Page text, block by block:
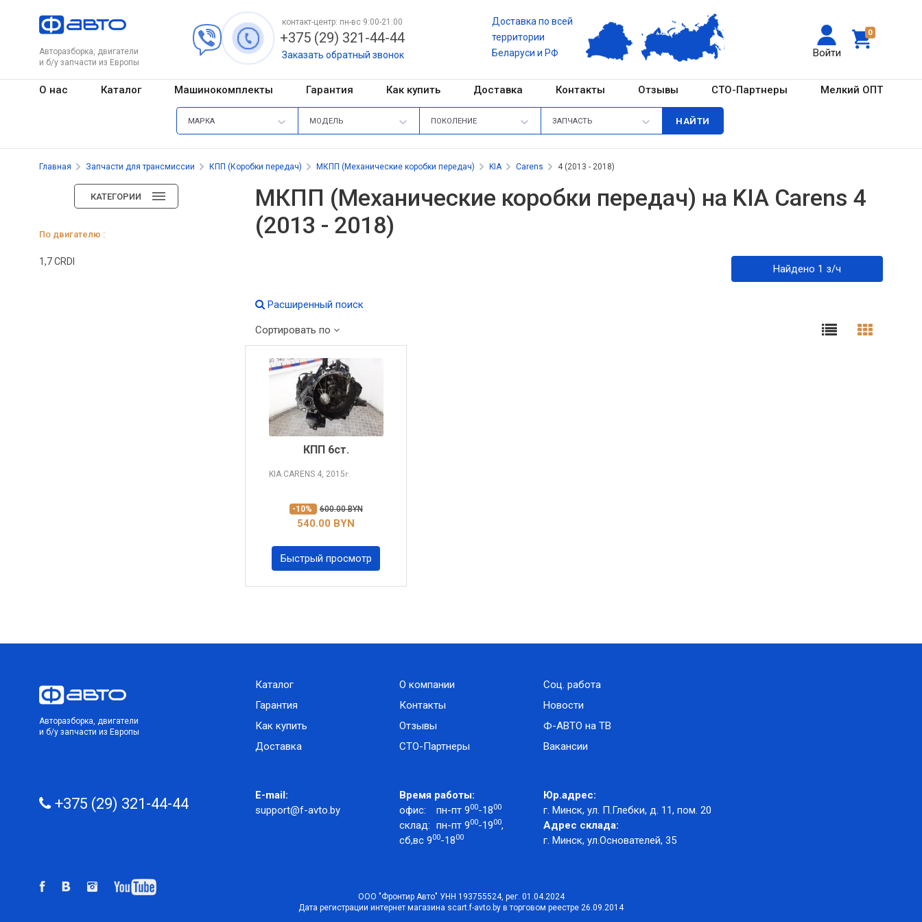
Авторазборка, двигатели
и б/у запчасти из Европы
0
Войти
контакт-центр: пн-вс 9:00-21:00
+375 (29) 321-44-44
Заказать обратный звонок
Доставка по всей
территории
Беларуси и РФ
О нас Каталог Машинокомплекты Гарантия Как купить Доставка Контакты Отзывы СТО-Партнеры Мелкий ОПТ
МАРКА МОДЕЛЬ ПОКОЛЕНИЕ ЗАПЧАСТЬ
Главная Запчасти для трансмиссии КПП (Коробки передач) МКПП (Механические коробки передач) KIA Carens 4 (2013 - 2018)
КАТЕГОРИИ
По двигателю :
1,7 CRDI
МКПП (Механические коробки передач) на KIA Carens 4
(2013 - 2018)
Найдено 1 з/ч
Расширенный поиск
Сортировать по
КПП 6ст.
KIA CARENS 4, 2015г.
-10% 600.00 BYN
540.00 BYN
Быстрый просмотр
Авторазборка, двигатели
и б/у запчасти из Европы
Каталог
Гарантия
Как купить
Доставка
О компании
Контакты
Отзывы
СТО-Партнеры
Соц. работа
Новости
Ф-АВТО на ТВ
Вакансии
+375 (29) 321-44-44
E-mail:
support@f-avto.by
Время работы:
офис:
пн-пт 900-1800
склад: пн-пт 900-1900,
сб,вс 900-1800
Юр.адрес:
г. Минск, ул. П.Глебки, д. 11, пом. 20
Адрес склада:
г. Минск, ул.Основателей, 35
ООО "Фронтир Авто" УНН 193755524, рег. 01.04.2024
Дата регистрации интернет магазина scart.f-avto.by в торговом реестре 26.09.2014